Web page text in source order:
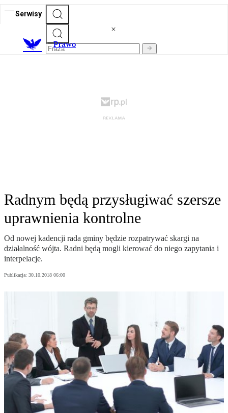
Serwisy
Prawo
Radnym będą przysługiwać szersze
uprawnienia kontrolne
Od nowej kadencji rada gminy będzie rozpatrywać skargi na
działalność wójta. Radni będą mogli kierować do niego zapytania i
interpelacje.
Publikacja: 30.10.2018 06:00